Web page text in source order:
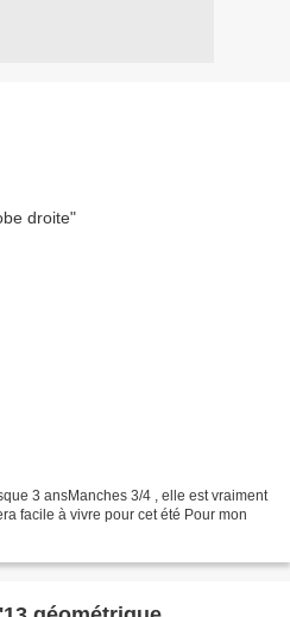
3 ansManches 3/4 , elle est vraiment
facile à vivre pour cet été Pour mon